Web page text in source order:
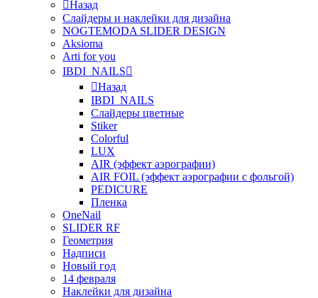
Назад
Слайдеры и наклейки для дизайна
NOGTEMODA SLIDER DESIGN
Aksioma
Arti for you
IBDI_NAILS
Назад
IBDI_NAILS
Слайдеры цветные
Stiker
Colorful
LUX
AIR (эффект аэрографии)
AIR FOIL (эффект аэрографии с фольгой)
PEDICURE
Пленка
OneNail
SLIDER RF
Геометрия
Надписи
Новый год
14 февраля
Наклейки для дизайна